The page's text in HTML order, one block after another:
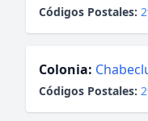
Códigos Postales:
Colonia:
Códigos Postales: